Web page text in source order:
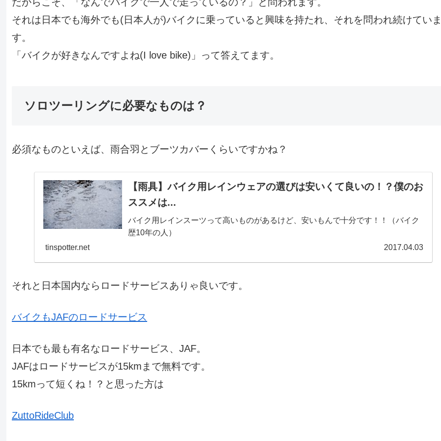
それは日本でも海外でも(日本人が)バイクに乗っていると興味を持たれ、それを問われ続けてい
す。
「バイクが好きなんですよね(I love bike)」って答えてます。
ソロツーリングに必要なものは？
必須なものといえば、雨合羽とブーツカバーくらいですかね？
【雨具】バイク用レインウェアの選びは安いくて良いの！？僕のお
ススメは...
バイク用レインスーツって高いものがあるけど、安いもんで十分です！！（バイク
歴10年の人）
tinspotter.net
2017.04.03
それと日本国内ならロードサービスありゃ良いです。
バイクもJAFのロードサービス
日本でも最も有名なロードサービス、JAF。
JAFはロードサービスが15kmまで無料です。
15kmって短くね！？と思った方は
ZuttoRideClub